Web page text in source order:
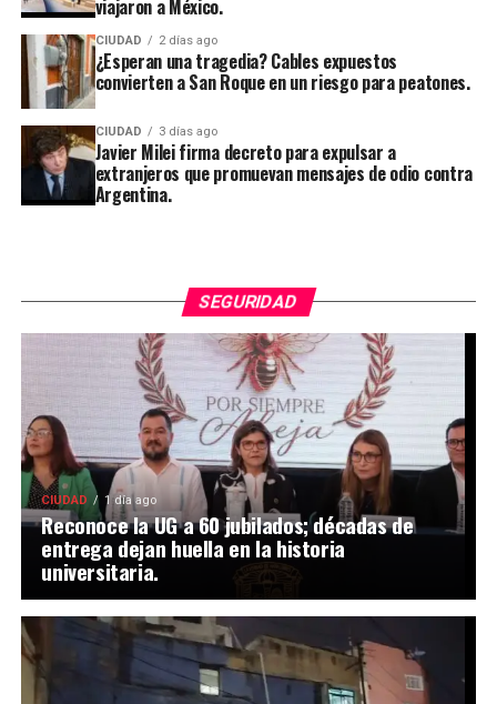
viajaron a México.
CIUDAD 2 días ago
¿Esperan una tragedia? Cables expuestos
convierten a San Roque en un riesgo para peatones.
CIUDAD 3 días ago
Javier Milei firma decreto para expulsar a
extranjeros que promuevan mensajes de odio contra
Argentina.
SEGURIDAD
CIUDAD 1 día ago
Reconoce la UG a 60 jubilados; décadas de
entrega dejan huella en la historia
universitaria.